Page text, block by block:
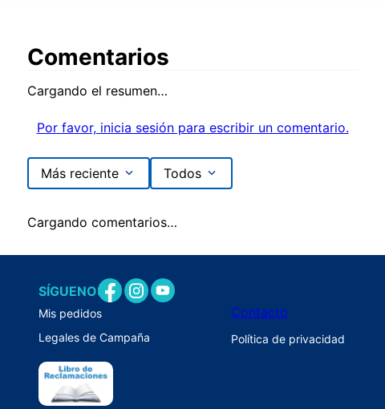
Comentarios
Cargando el resumen…
Por favor, inicia sesión para escribir un comentario.
Más reciente Todos
Cargando comentarios…
SÍGUENOS
Mis pedidos
Legales de Campaña
Contacto
Política de privacidad